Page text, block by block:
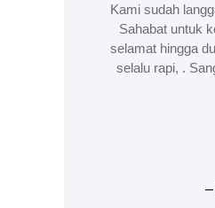
Kami sudah
Sahabat untuk
selamat hingga
selalu rapi, .